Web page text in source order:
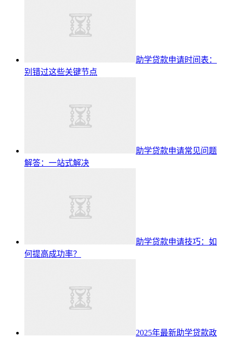
助学贷款申请时间表：
别错过这些关键节点
助学贷款申请常见问题
解答：一站式解决
助学贷款申请技巧：如
何提高成功率？
2025年最新助学贷款政